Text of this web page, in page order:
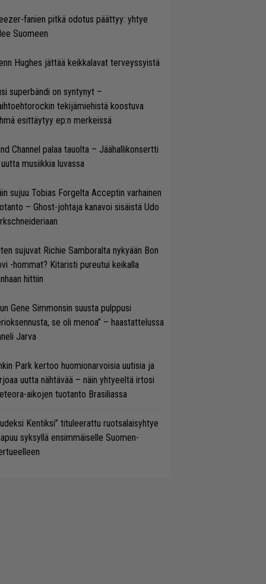
fanien pitkä odotus päättyy: yhtye
Suomeen
Hughes jättää keikkalavat terveyssyistä
superbändi on syntynyt –
tekijämiehistä koostuva
esittäytyy ep:n merkeissä
Channel palaa tauolta – Jäähallikonsertti
musiikkia luvassa
sujuu Tobias Forgelta Acceptin varhainen
– Ghost-johtaja kanavoi sisäistä Udo
sujuvat Richie Samboralta nykyään Bon
-hommat? Kitaristi pureutui keikalla
hittiin
Gene Simmonsin suusta pulppusi
se oli menoa” – haastattelussa
Jarva
Park kertoo huomionarvoisia uutisia ja
uutta nähtävää – näin yhtyeeltä irtosi
aikojen tuotanto Brasiliassa
Kentiksi” tituleerattu ruotsalaisyhtye
syksyllä ensimmäiselle Suomen-